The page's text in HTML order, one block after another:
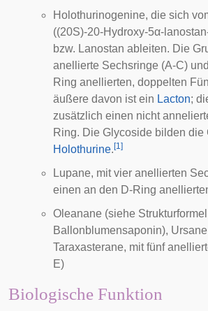
Holothurinogenine, die sich
((20S)-20-Hydroxy-5α-
bzw. Lanostan ableiten. Die
anellierte Sechsringe (A-C)
Ring anellierten, doppelten
äußere davon ist ein Lacton;
zusätzlich einen nicht
Ring. Die Glycoside bilden die
Holothurine. [1]
Lupane, mit vier anellierten
einen an den D-Ring
Oleanane (siehe
Ballonblumensaponin),
Taraxasterane, mit fünf
E)
Biologische Funktion